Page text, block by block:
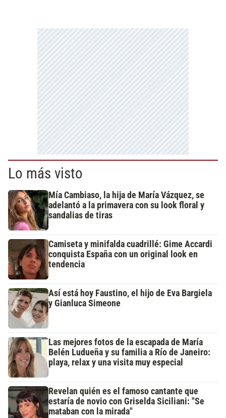
Lo más visto
Mía Cambiaso, la hija de María Vázquez, se
adelantó a la primavera con su look floral y
sandalias de tiras
Camiseta y minifalda cuadrillé: Gime Accardi
conquista España con un original look en
tendencia
Así está hoy Faustino, el hijo de Eva Bargiela
y Gianluca Simeone
Las mejores fotos de la escapada de María
Belén Ludueña y su familia a Río de Janeiro:
playa, relax y una visita muy especial
Revelan quién es el famoso cantante que
estaría de novio con Griselda Siciliani: "Se
mataban con la mirada"